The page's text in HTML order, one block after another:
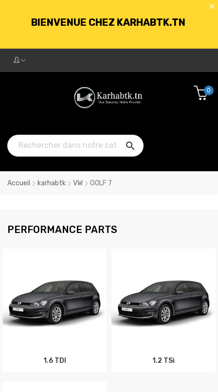
BIENVENUE CHEZ KARHABTK.TN
250DT D'ACHATS

0
Accueil karhabtk VW GOLF 7
PERFORMANCE PARTS
1.6 TDI 1.2 TSi